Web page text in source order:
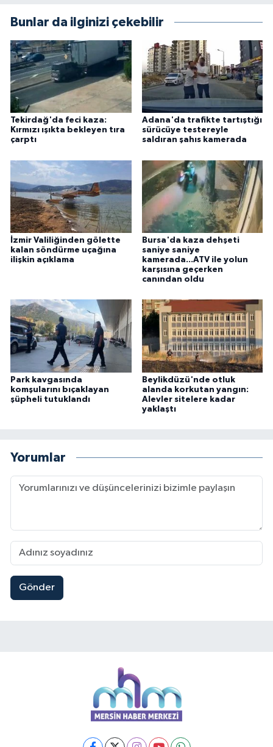
Bunlar da ilginizi çekebilir
Tekirdağ'da feci kaza:
Kırmızı ışıkta bekleyen tıra
çarptı
Adana'da trafikte tartıştığı
sürücüye testereyle
saldıran şahıs kamerada
İzmir Valiliğinden gölette
kalan söndürme uçağına
ilişkin açıklama
Bursa'da kaza dehşeti
saniye saniye
kamerada...ATV ile yolun
karşısına geçerken
canından oldu
Park kavgasında
komşularını bıçaklayan
şüpheli tutuklandı
Beylikdüzü'nde otluk
alanda korkutan yangın:
Alevler sitelere kadar
yaklaştı
Yorumlar
Gönder